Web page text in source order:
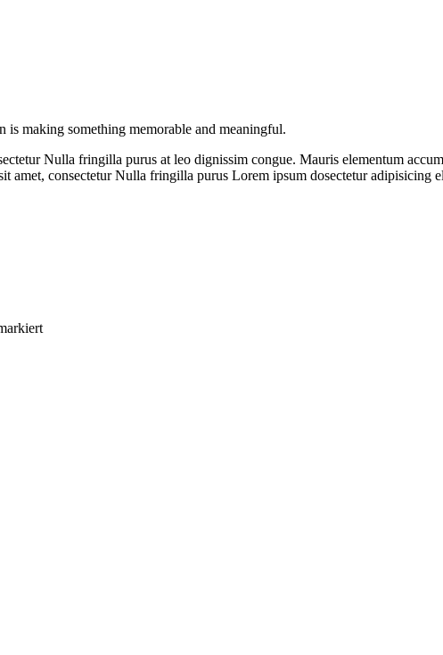
making something memorable and meaningful.
Nulla fringilla purus at leo dignissim congue. Mauris elementum
consectetur Nulla fringilla purus Lorem ipsum dosectetur adipisicing